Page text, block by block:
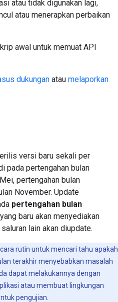
atau tidak digunakan lagi,
atau menerapkan perbaikan
awal untuk memuat API
dukungan atau melaporkan
versi baru sekali per
pada pertengahan bulan
pertengahan bulan
November. Update
pertengahan bulan
baru akan menyediakan
lain akan diupdate.
rutin untuk mencari tahu apakah
terakhir menyebabkan masalah
dapat melakukannya dengan
atau membuat lingkungan
pengujian.